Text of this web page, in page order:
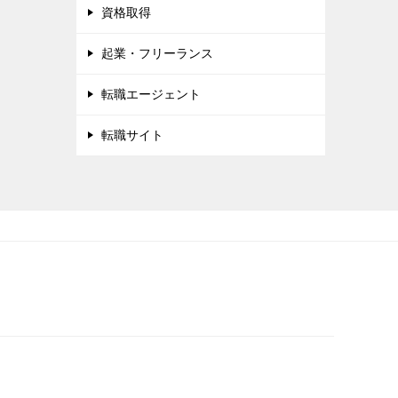
資格取得
起業・フリーランス
転職エージェント
転職サイト